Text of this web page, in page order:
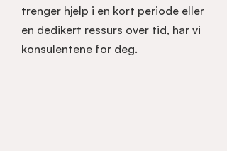
trenger hjelp i en kort periode eller
en dedikert ressurs over tid, har vi
konsulentene for deg.